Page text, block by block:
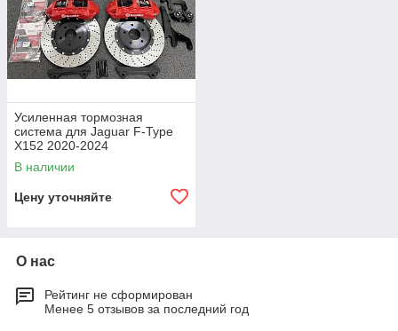
Усиленная тормозная
система для Jaguar F-Type
X152 2020-2024
В наличии
Цену уточняйте
О нас
Рейтинг не сформирован
Менее 5 отзывов за последний год